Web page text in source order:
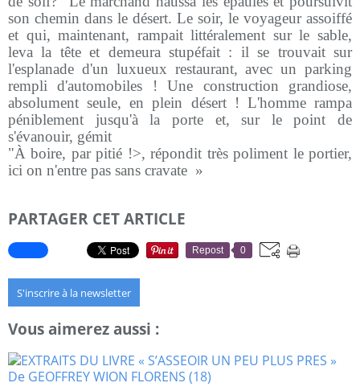
son chemin dans le désert. Le soir, le voyageur assoiffé
et qui, maintenant, rampait littéralement sur le sable,
leva la tête et demeura stupéfait : il se trouvait sur
l'esplanade d'un luxueux restaurant, avec un parking
rempli d'automobiles ! Une construction grandiose,
absolument seule, en plein désert ! L'homme rampa
péniblement jusqu'à la porte et, sur le point de
s'évanouir, gémit
"À boire, par pitié !>, répondit très poliment le portier,
ici on n'entre pas sans cravate »
PARTAGER CET ARTICLE
Repost 0
S'inscrire à la newsletter
Vous aimerez aussi :